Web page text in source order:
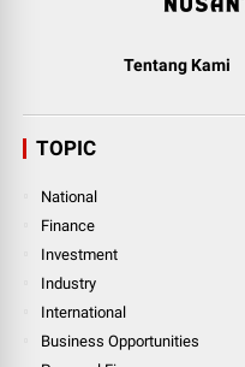
Tentang Kami
TOPIC
National
Finance
Investment
Industry
International
Business Opportunities